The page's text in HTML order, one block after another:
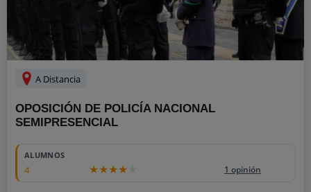
A Distancia
OPOSICIÓN DE POLICÍA NACIONAL
SEMIPRESENCIAL
ALUMNOS
4 1 opinión